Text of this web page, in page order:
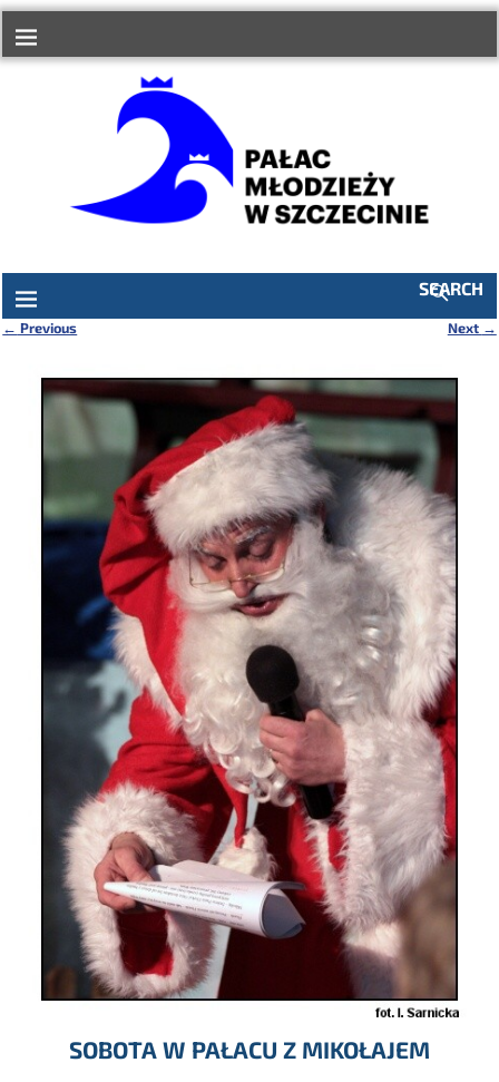
treści
SEARCH
← Previous Next →
SOBOTA W PAŁACU Z MIKOŁAJEM